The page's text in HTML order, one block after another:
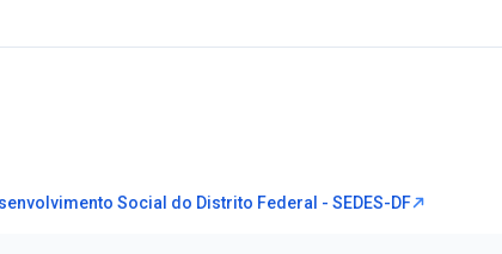
Social do Distrito Federal - SEDES-DF